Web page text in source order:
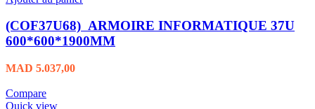
(COF37U68) ARMOIRE INFORMATIQUE 37U
600*600*1900MM
MAD 5.037,00
Compare
Quick view